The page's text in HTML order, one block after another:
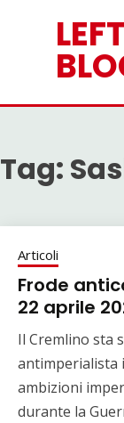
Tag:
Articoli
Frode
22 aprile
Il Cremlino sta
antimperialista
ambizioni
durante la